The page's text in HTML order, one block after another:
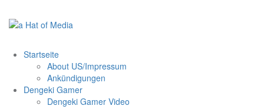
Inhalt
springen
Startseite
About US/Impressum
Ankündigungen
Dengeki Gamer
Dengeki Gamer Video